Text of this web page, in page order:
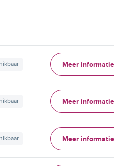
Meer informatie
Meer informatie
Meer informatie